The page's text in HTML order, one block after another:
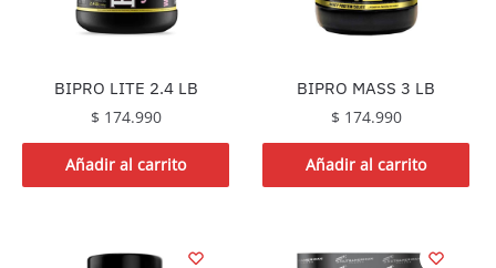
BIPRO LITE 2.4 LB
$ 174.990
Añadir al carrito
BIPRO MASS 3 LB
$ 174.990
Añadir al carrito